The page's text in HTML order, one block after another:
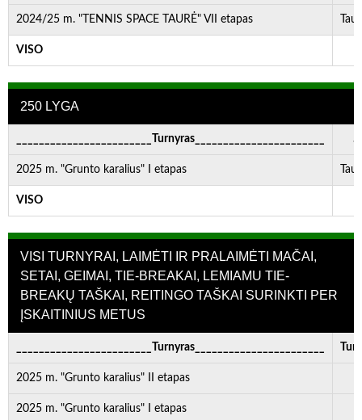
2024/25 m. "TENNIS SPACE TAURĖ" VII etapas
VISO
250 LYGA
________________________Turnyras_______________________ . .
2025 m. "Grunto karalius" I etapas
VISO
VISI TURNYRAI, LAIMĖTI IR PRALAIMĖTI MAČAI,
SETAI, GEIMAI, TIE-BREAKAI, LEMIAMU TIE-
BREAKŲ TAŠKAI, REITINGO TAŠKAI SURINKTI PER
ĮSKAITINIUS METUS
________________________Turnyras_______________________
2025 m. "Grunto karalius" II etapas
2025 m. "Grunto karalius" I etapas